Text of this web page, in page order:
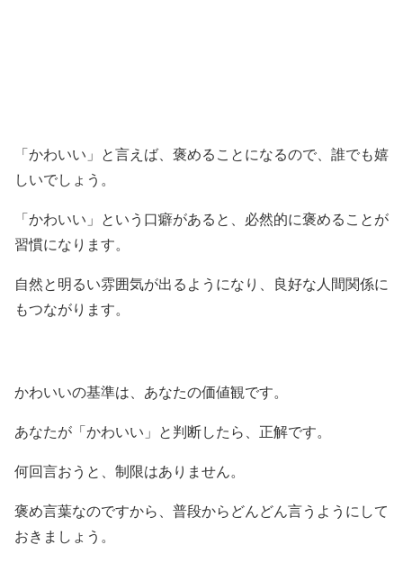
「かわいい」と言えば、褒めることになるので、誰でも嬉
しいでしょう。
「かわいい」という口癖があると、必然的に褒めることが
習慣になります。
自然と明るい雰囲気が出るようになり、良好な人間関係に
もつながります。
かわいいの基準は、あなたの価値観です。
あなたが「かわいい」と判断したら、正解です。
何回言おうと、制限はありません。
褒め言葉なのですから、普段からどんどん言うようにして
おきましょう。